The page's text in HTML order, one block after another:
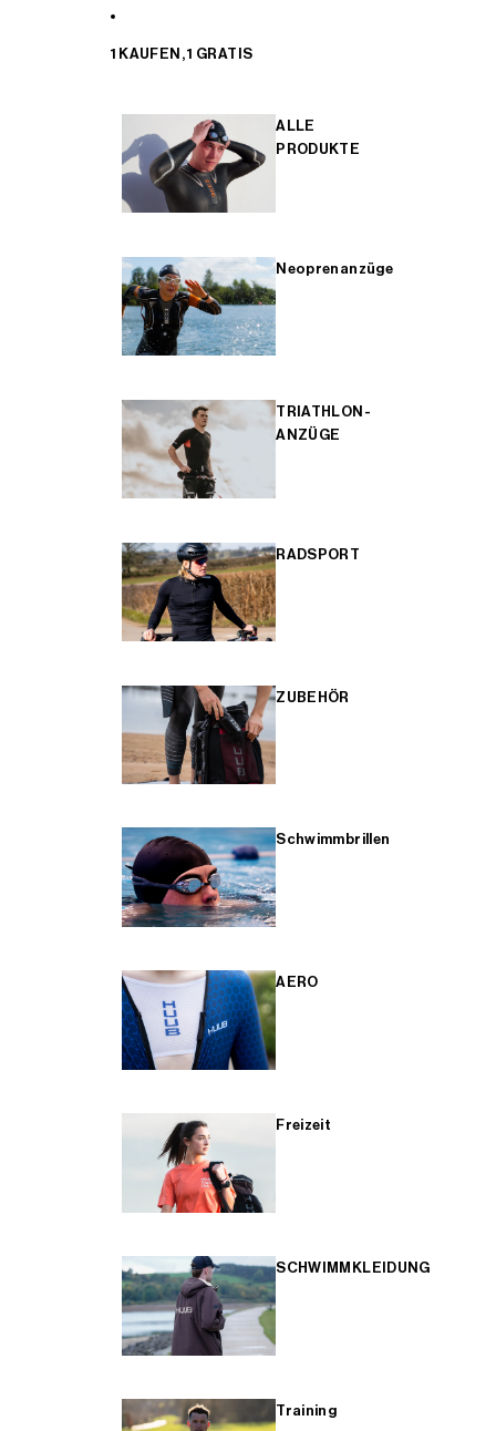
1 KAUFEN, 1 GRATIS
ALLE
PRODUKTE
Neoprenanzüge
TRIATHLON-
ANZÜGE
RADSPORT
ZUBEHÖR
Schwimmbrillen
AERO
Freizeit
SCHWIMMKLEIDUNG
Training